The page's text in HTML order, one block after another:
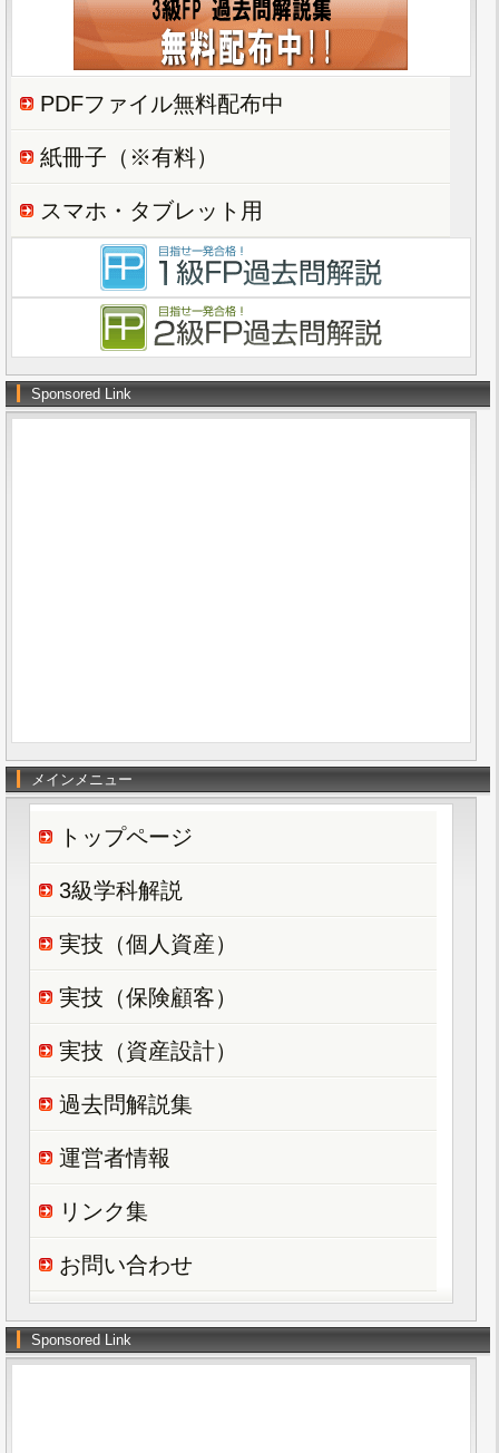
PDFファイル無料配布中
紙冊子（※有料）
スマホ・タブレット用
Sponsored Link
メインメニュー
トップページ
3級学科解説
実技（個人資産）
実技（保険顧客）
実技（資産設計）
過去問解説集
運営者情報
リンク集
お問い合わせ
Sponsored Link